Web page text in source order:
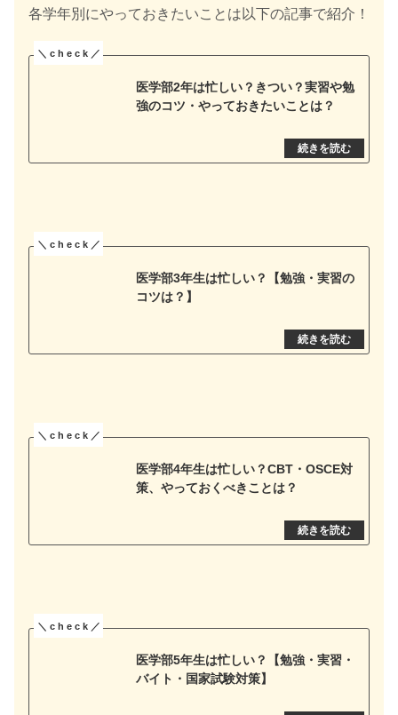
各学年別にやっておきたいことは以下の記事で紹介！
医学部2年は忙しい？きつい？実習や勉
強のコツ・やっておきたいことは？
医学部3年生は忙しい？【勉強・実習の
コツは？】
医学部4年生は忙しい？CBT・OSCE対
策、やっておくべきことは？
医学部5年生は忙しい？【勉強・実習・
バイト・国家試験対策】